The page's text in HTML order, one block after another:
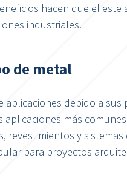
hacen que el este
industriales.
de metal
aplicaciones debido a sus
más
y sistemas
para proyectos